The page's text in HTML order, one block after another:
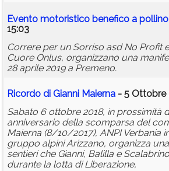
Evento motoristico benefico a pollino
15:03
Correre per un Sorriso asd No Profit
Cuore Onlus, organizzano una
28 aprile 2019 a Premeno.
Ricordo di Gianni Maierna - 5 Ottobre
Sabato 6 ottobre 2018, in prossimità
anniversario della scomparsa del
Maierna (8/10/2017), ANPI Verbania
gruppo alpini Arizzano, organizza
sentieri che Gianni, Balilla e
durante la lotta di Liberazione,